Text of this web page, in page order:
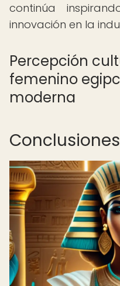
continúa
innovación en la
Percepción
femenino
moderna
Conclusiones